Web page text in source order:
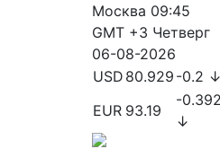
Москва 09:45
GMT +3 Четверг
06-08-2026
USD 80.929 -0.2 ↓
EUR 93.19
-0.392
↓